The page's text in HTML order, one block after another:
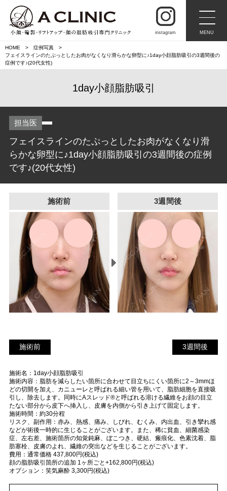
instagram MENU
HOME
症例写真
フェイスラインのたぷっとしたお肉がなくなり滑らかな卵型に♪1day小顔脂肪吸引の3週間後の
症例です♪(20代女性)
1day小顔脂肪吸引
担当医
フェイスラインのたぷっとしたお肉がなくなり滑
らかな卵型に♪1day小顔脂肪吸引の3週間後の症例
です♪(20代女性)
施術前 3週間後
後
施術前 3週間後
施術名：1day小顔脂肪吸引
施術内容：脂肪を減らしたい箇所に合わせて目立ちにくい箇所に2～3mmほ
どの切開を加え、カニューレと呼ばれる細い管を用いて、脂肪細胞を直接吸
引し、除去します。同時にAスレッド®と呼ばれる溶ける繊維をお顔の目立
たない部分から皮下へ挿入し、皮膚を内側から引き上げて固定します。
施術時間：約30分程
リスク、副作用：赤み、熱感、痛み、しびれ、むくみ、内出血、引き攣れ感
などが術後一時的に生じることがございます。また、稀に貧血、細菌感染
症、左右差、施術箇所の知覚鈍麻、ぼこつき、硬結、瘢痕化、色素沈着、脂
肪塞栓、皮膚のよれ、繊維の突出などを生じることがございます。
費用：通常価格 437,800円(税込)
顔の脂肪吸引箇所の追加 1ヶ所ごと+162,800円(税込)
オプション：笑気麻酔 3,300円(税込)